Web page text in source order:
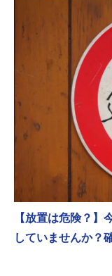
【放置は危険？】
していませんか？